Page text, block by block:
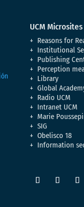
UCM Microsites
Reasons for
Institutional
Publishing
Perception
Library
Global
Radio UCM
Intranet UCM
Marie
SIG
Obelisco 18
Information